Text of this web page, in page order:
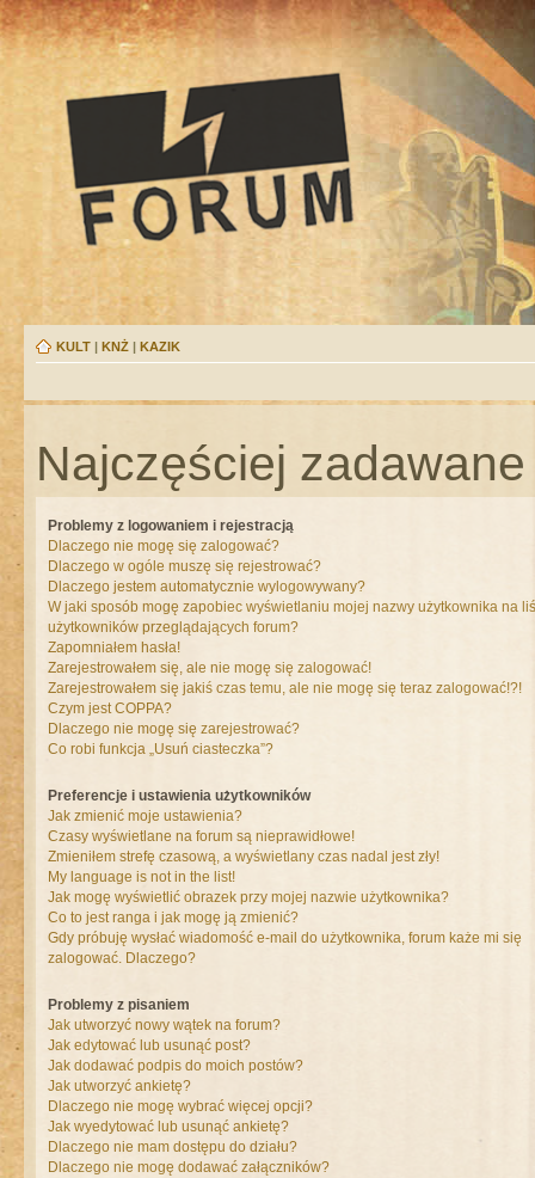
KULT | KNŻ | KAZIK
Najczęściej
Problemy z logowaniem i rejestracją
Dlaczego nie mogę się zalogować?
Dlaczego w ogóle muszę się rejestrować?
Dlaczego jestem automatycznie wylogowywany?
W jaki sposób mogę zapobiec wyświetlaniu mojej nazwy użytkownika na
użytkowników przeglądających forum?
Zapomniałem hasła!
Zarejestrowałem się, ale nie mogę się zalogować!
Zarejestrowałem się jakiś czas temu, ale nie mogę się teraz zalogować!?!
Czym jest COPPA?
Dlaczego nie mogę się zarejestrować?
Co robi funkcja „Usuń ciasteczka”?
Preferencje i ustawienia użytkowników
Jak zmienić moje ustawienia?
Czasy wyświetlane na forum są nieprawidłowe!
Zmieniłem strefę czasową, a wyświetlany czas nadal jest zły!
My language is not in the list!
Jak mogę wyświetlić obrazek przy mojej nazwie użytkownika?
Co to jest ranga i jak mogę ją zmienić?
Gdy próbuję wysłać wiadomość e-mail do użytkownika, forum każe mi się
zalogować. Dlaczego?
Problemy z pisaniem
Jak utworzyć nowy wątek na forum?
Jak edytować lub usunąć post?
Jak dodawać podpis do moich postów?
Jak utworzyć ankietę?
Dlaczego nie mogę wybrać więcej opcji?
Jak wyedytować lub usunąć ankietę?
Dlaczego nie mam dostępu do działu?
Dlaczego nie mogę dodawać załączników?